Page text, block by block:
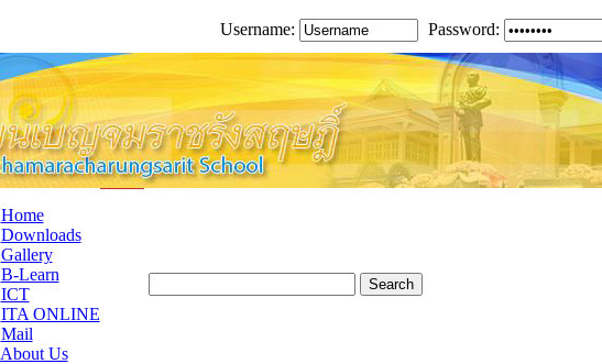
Username: Password:
Home
Downloads
Gallery
B-Learn
ICT
ITA ONLINE
Mail
About Us